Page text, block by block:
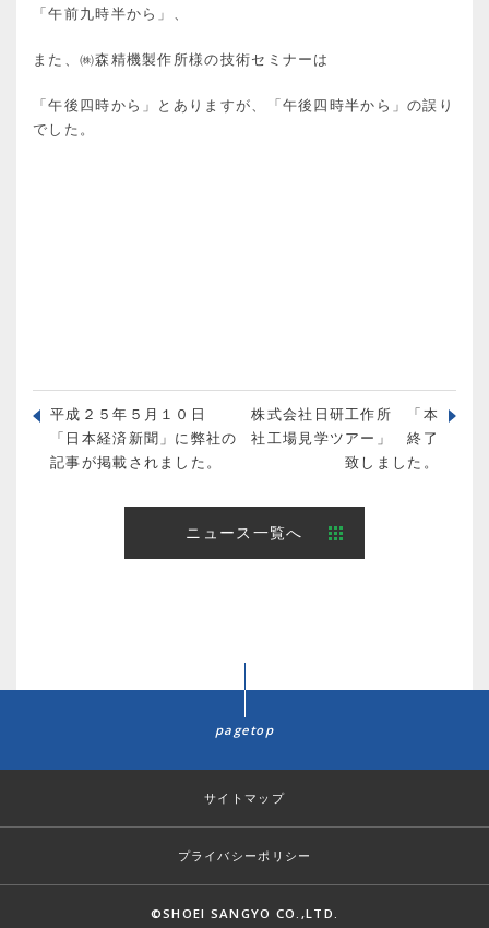
「午前九時半から」、
また、㈱森精機製作所様の技術セミナーは
「午後四時から」とありますが、「午後四時半から」の誤り
でした。
平成２５年５月１０日
「日本経済新聞」に弊社の
記事が掲載されました。
株式会社日研工作所 「本
社工場見学ツアー」 終了
致しました。
ニュース一覧へ
pagetop
サイトマップ
プライバシーポリシー
©SHOEI SANGYO CO.,LTD.